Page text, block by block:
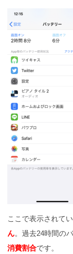
ここで表示されて
ん。過去24時間の
消費割合です。